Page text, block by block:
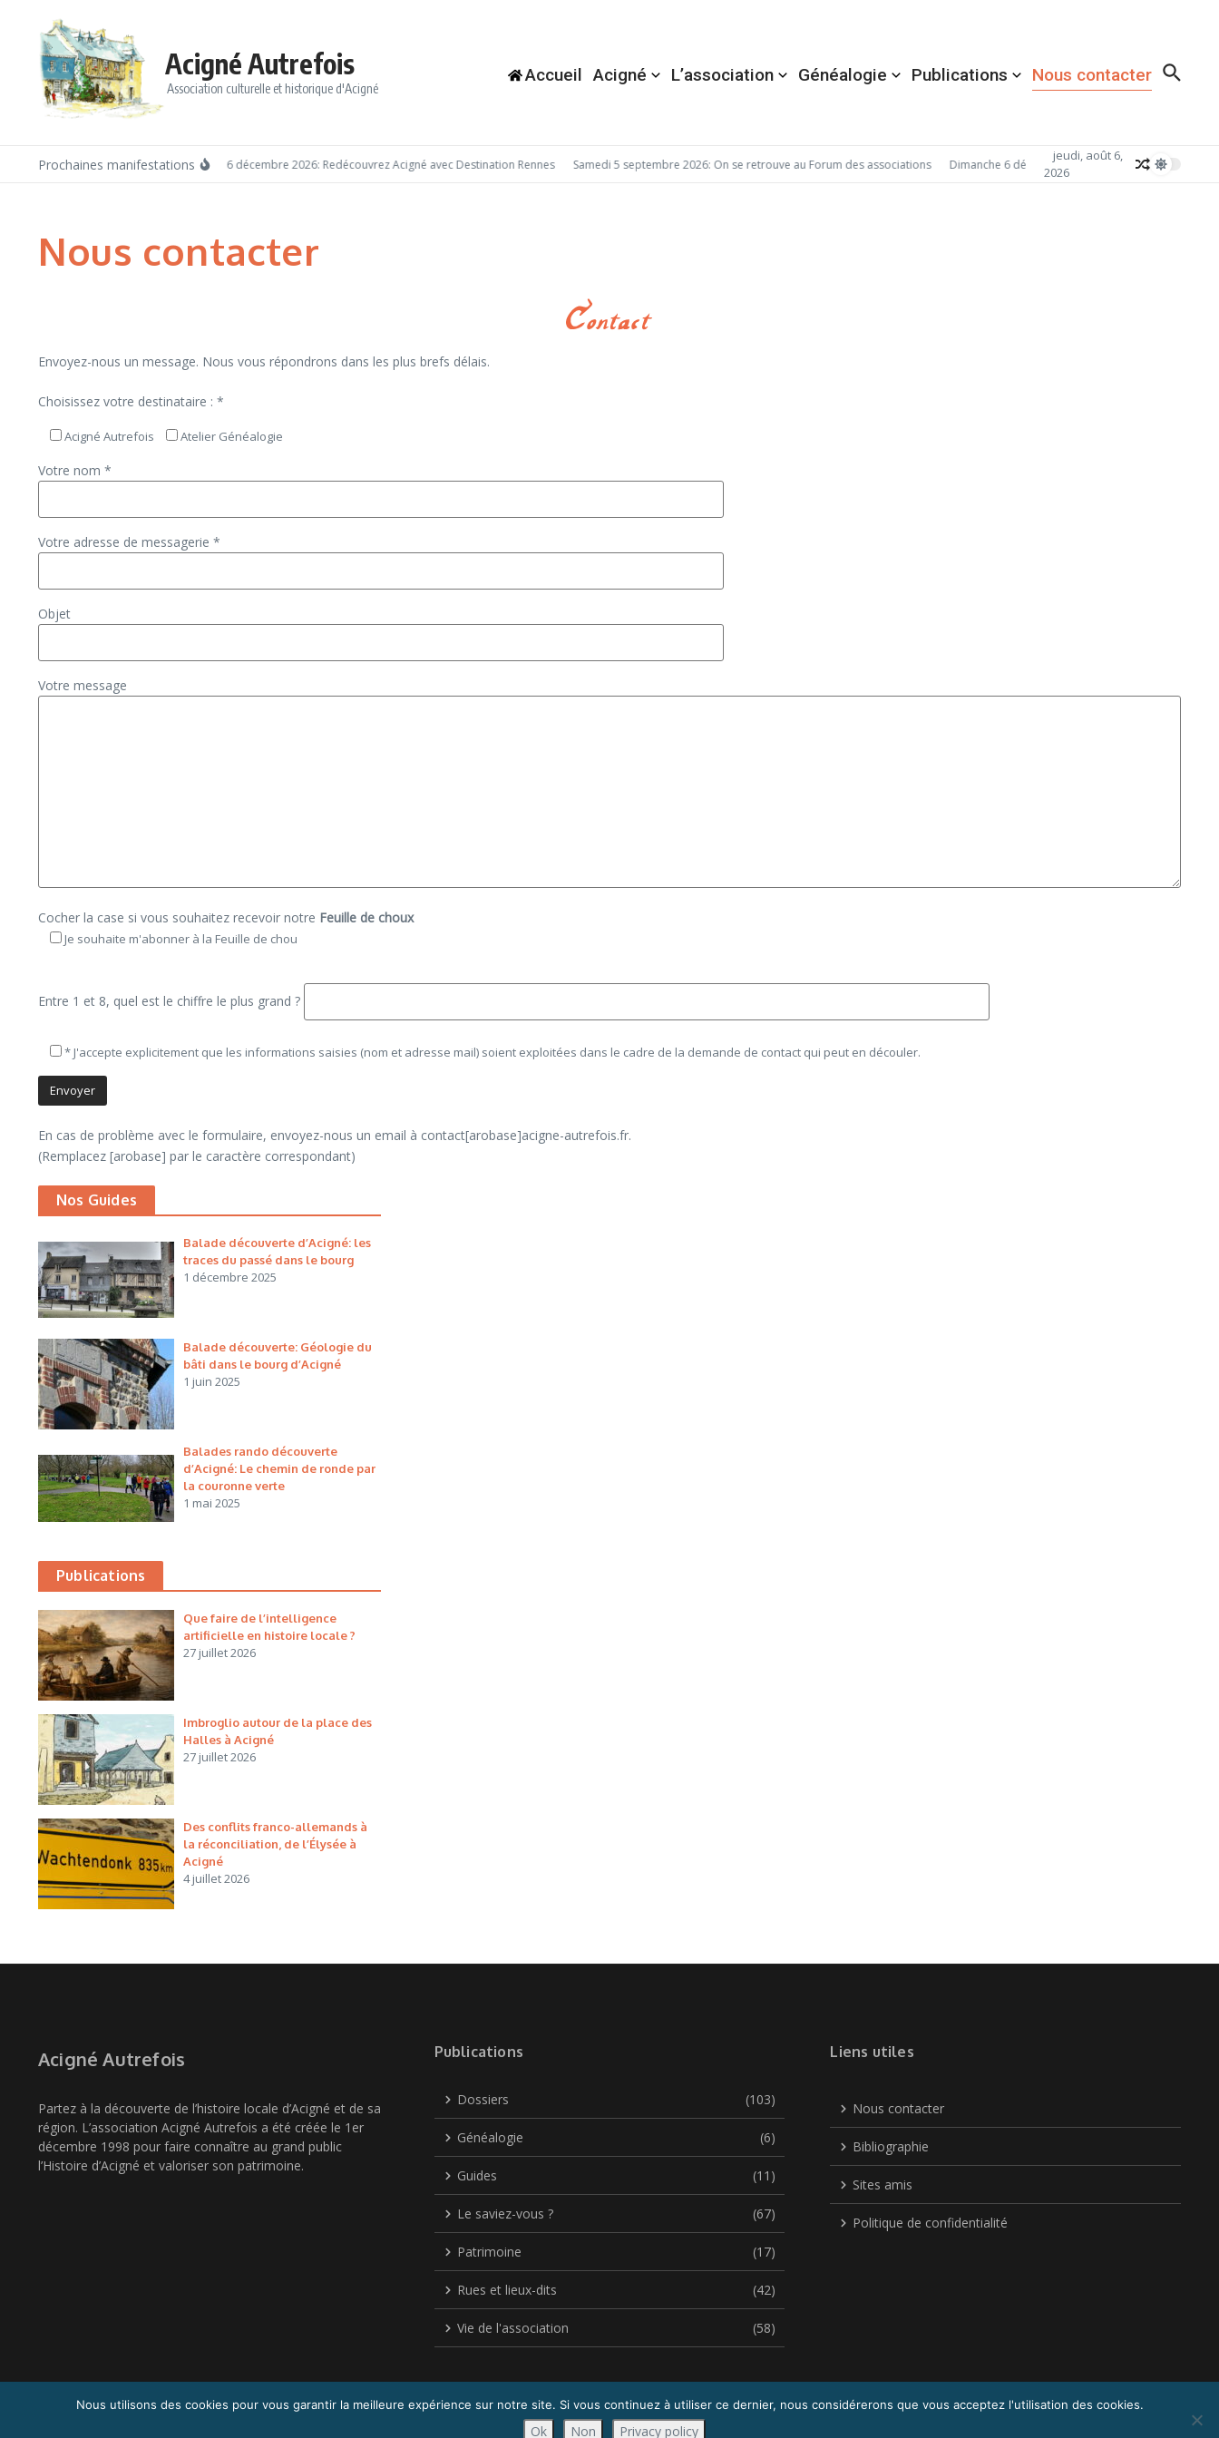
Acigné Autrefois
Association culturelle et historique d'Acigné
Accueil Acigné L’association Généalogie Publications Nous contacter
Prochaines manifestationsDimanche 6 décembre 2026: Redécouvrez Acigné avec Destination Rennes Samedi 5 septembre 2026: On se retrouve au Forum des associations Dimanche 6 décembre 2026: Redécouvrez Acigné
jeudi, août 6,
2026
Nous contacter
Envoyez-nous un message. Nous vous répondrons dans les plus brefs délais.
Choisissez votre destinataire : *
Acigné Autrefois Atelier Généalogie
Votre nom *
Votre adresse de messagerie *
Objet
Votre message
Cocher la case si vous souhaitez recevoir notre Feuille de choux
Je souhaite m'abonner à la Feuille de chou
Entre 1 et 8, quel est le chiffre le plus grand ?
* J'accepte explicitement que les informations saisies (nom et adresse mail) soient exploitées dans le cadre de la demande de contact qui peut en découler.
En cas de problème avec le formulaire, envoyez-nous un email à contact[arobase]acigne-autrefois.fr.
(Remplacez [arobase] par le caractère correspondant)
Nos Guides
Balade découverte d’Acigné: les
traces du passé dans le bourg
1 décembre 2025
Balade découverte: Géologie du
bâti dans le bourg d’Acigné
1 juin 2025
Balades rando découverte
d’Acigné: Le chemin de ronde par
la couronne verte
1 mai 2025
Publications
Que faire de l’intelligence
artificielle en histoire locale ?
27 juillet 2026
Imbroglio autour de la place des
Halles à Acigné
27 juillet 2026
Des conflits franco-allemands à
la réconciliation, de l’Élysée à
Acigné
4 juillet 2026
Acigné Autrefois
Partez à la découverte de l’histoire locale d’Acigné et de sa
région. L’association Acigné Autrefois a été créée le 1er
décembre 1998 pour faire connaître au grand public
l’Histoire d’Acigné et valoriser son patrimoine.
Publications
Dossiers (103)
Généalogie (6)
Guides (11)
Le saviez-vous ? (67)
Patrimoine (17)
Rues et lieux-dits (42)
Vie de l'association (58)
Liens utiles
Nous contacter
Bibliographie
Sites amis
Politique de confidentialité
Copyright © 2026 Acigné Autrefois| Réalisé parSophie DEMEAUTIS
Nous utilisons des cookies pour vous garantir la meilleure expérience sur notre site. Si vous continuez à utiliser ce dernier, nous considérerons que vous acceptez l'utilisation des cookies.
Ok Non Privacy policy